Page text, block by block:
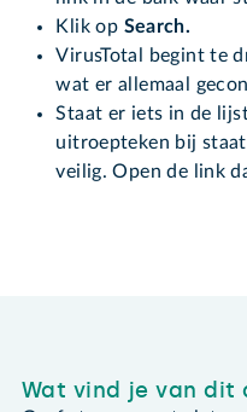
Klik op Search.
VirusTotal begint te
wat er allemaal
Staat er iets in de
uitroepteken bij
veilig. Open de link
Wat vind je van dit